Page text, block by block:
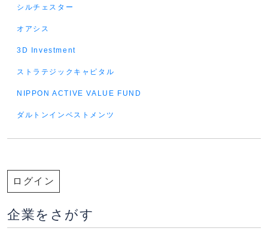
シルチェスター
オアシス
3D Investment
ストラテジックキャピタル
NIPPON ACTIVE VALUE FUND
ダルトンインベストメンツ
ログイン
企業をさがす